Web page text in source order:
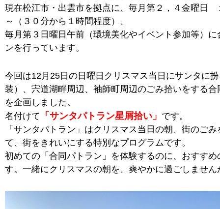
現在松江市・出雲市を拠点に、毎月第２，４金曜日
～（３０分から１時間程度）、
毎月第３日曜日午前（環境美化やイベント参加等）に
ンを行っています。
今回は12月25日の日曜日クリスマス当日にサンタに
装）、宍道湖畔周辺、袖師町周辺のごみ拾いをする合
を企画しました。
名付けて
「サンタパトラン星屑拾い」 です。
「サンタパトラン」はクリスマス当日の朝、街のご
て、街をきれいにする特別なプログラムです。
初めての「合同パトラン」を体験するのに、おすすめ
す。一緒にクリスマスの朝を、爽やかに過ごしません